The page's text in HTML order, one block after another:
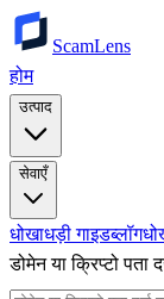
ScamLens
होम
उत्पाद
सेवाएँ
धोखाधड़ी गाइडब्लॉग
डोमेन या क्रिप्टो पता